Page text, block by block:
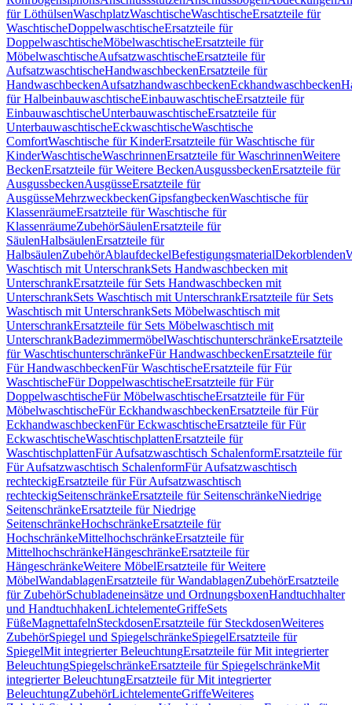
für LöthülsenWaschplatzWaschtischeWaschtischeErsatzteile für
WaschtischeDoppelwaschtischeErsatzteile für
DoppelwaschtischeMöbelwaschtischeErsatzteile für
MöbelwaschtischeAufsatzwaschtischeErsatzteile für
AufsatzwaschtischeHandwaschbeckenErsatzteile für
HandwaschbeckenAufsatzhandwaschbeckenEckhandwaschbecken
für HalbeinbauwaschtischeEinbauwaschtischeErsatzteile für
EinbauwaschtischeUnterbauwaschtischeErsatzteile für
UnterbauwaschtischeEckwaschtischeWaschtische
ComfortWaschtische für KinderErsatzteile für Waschtische für
KinderWaschtischeWaschrinnenErsatzteile für WaschrinnenWeitere
BeckenErsatzteile für Weitere BeckenAusgussbeckenErsatzteile für
AusgussbeckenAusgüsseErsatzteile für
AusgüsseMehrzweckbeckenGipsfangbeckenWaschtische für
KlassenräumeErsatzteile für Waschtische für
KlassenräumeZubehörSäulenErsatzteile für
SäulenHalbsäulenErsatzteile für
HalbsäulenZubehörAblaufdeckelBefestigungsmaterialDekorblenden
Waschtisch mit UnterschrankSets Handwaschbecken mit
UnterschrankErsatzteile für Sets Handwaschbecken mit
UnterschrankSets Waschtisch mit UnterschrankErsatzteile für Sets
Waschtisch mit UnterschrankSets Möbelwaschtisch mit
UnterschrankErsatzteile für Sets Möbelwaschtisch mit
UnterschrankBadezimmermöbelWaschtischunterschränkeErsatzteile
für WaschtischunterschränkeFür HandwaschbeckenErsatzteile für
Für HandwaschbeckenFür WaschtischeErsatzteile für Für
WaschtischeFür DoppelwaschtischeErsatzteile für Für
DoppelwaschtischeFür MöbelwaschtischeErsatzteile für Für
MöbelwaschtischeFür EckhandwaschbeckenErsatzteile für Für
EckhandwaschbeckenFür EckwaschtischeErsatzteile für Für
EckwaschtischeWaschtischplattenErsatzteile für
WaschtischplattenFür Aufsatzwaschtisch SchalenformErsatzteile für
Für Aufsatzwaschtisch SchalenformFür Aufsatzwaschtisch
rechteckigErsatzteile für Für Aufsatzwaschtisch
rechteckigSeitenschränkeErsatzteile für SeitenschränkeNiedrige
SeitenschränkeErsatzteile für Niedrige
SeitenschränkeHochschränkeErsatzteile für
HochschränkeMittelhochschränkeErsatzteile für
MittelhochschränkeHängeschränkeErsatzteile für
HängeschränkeWeitere MöbelErsatzteile für Weitere
MöbelWandablagenErsatzteile für WandablagenZubehörErsatzteile
für ZubehörSchubladeneinsätze und OrdnungsboxenHandtuchhalter
und HandtuchhakenLichtelementeGriffeSets
FüßeMagnettafelnSteckdosenErsatzteile für SteckdosenWeiteres
ZubehörSpiegel und SpiegelschränkeSpiegelErsatzteile für
SpiegelMit integrierter BeleuchtungErsatzteile für Mit integrierter
BeleuchtungSpiegelschränkeErsatzteile für SpiegelschränkeMit
integrierter BeleuchtungErsatzteile für Mit integrierter
BeleuchtungZubehörLichtelementeGriffeWeiteres